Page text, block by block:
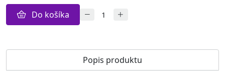
Do košíka
Popis produktu